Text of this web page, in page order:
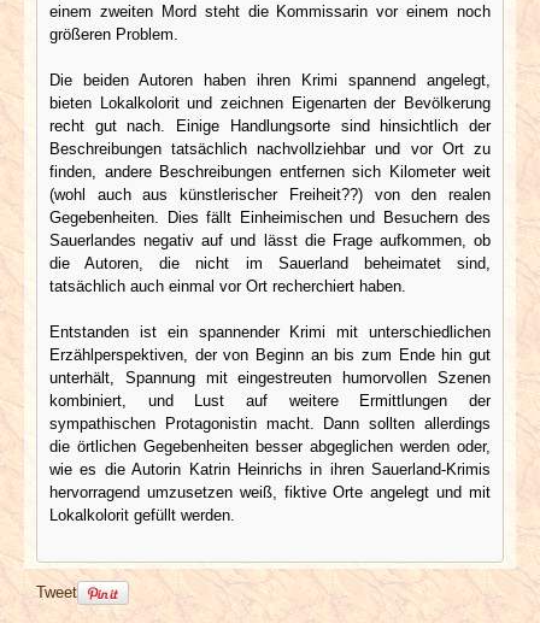
einem zweiten Mord steht die Kommissarin vor einem noch
größeren Problem.
Die beiden Autoren haben ihren Krimi spannend angelegt,
bieten Lokalkolorit und zeichnen Eigenarten der Bevölkerung
recht gut nach. Einige Handlungsorte sind hinsichtlich der
Beschreibungen tatsächlich nachvollziehbar und vor Ort zu
finden, andere Beschreibungen entfernen sich Kilometer weit
(wohl auch aus künstlerischer Freiheit??) von den realen
Gegebenheiten. Dies fällt Einheimischen und Besuchern des
Sauerlandes negativ auf und lässt die Frage aufkommen, ob
die Autoren, die nicht im Sauerland beheimatet sind,
tatsächlich auch einmal vor Ort recherchiert haben.
Entstanden ist ein spannender Krimi mit unterschiedlichen
Erzählperspektiven, der von Beginn an bis zum Ende hin gut
unterhält, Spannung mit eingestreuten humorvollen Szenen
kombiniert, und Lust auf weitere Ermittlungen der
sympathischen Protagonistin macht. Dann sollten allerdings
die örtlichen Gegebenheiten besser abgeglichen werden oder,
wie es die Autorin Katrin Heinrichs in ihren Sauerland-Krimis
hervorragend umzusetzen weiß, fiktive Orte angelegt und mit
Lokalkolorit gefüllt werden.
Tweet